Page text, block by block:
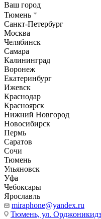
Ваш город
Тюмень
Санкт-Петербург
Москва
Челябинск
Самара
Калининград
Воронеж
Екатеринбург
Ижевск
Краснодар
Красноярск
Нижний Новгород
Новосибирск
Пермь
Саратов
Сочи
Тюмень
Ульяновск
Уфа
Чебоксары
Ярославль
miraphone@yandex.ru
Тюмень, ул.